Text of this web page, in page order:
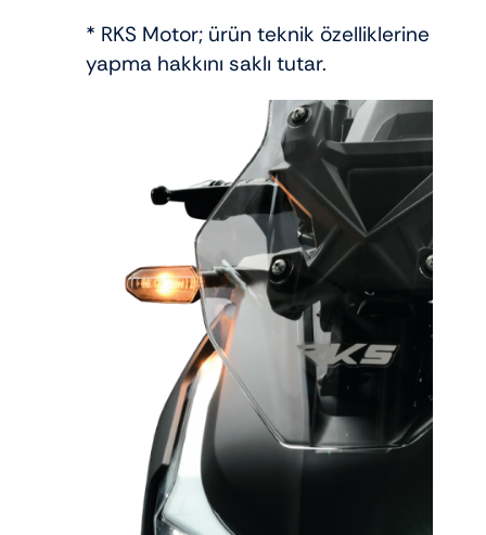
* RKS Motor; ürün teknik özelliklerine ve
yapma hakkını saklı tutar.